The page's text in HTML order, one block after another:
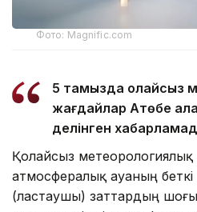
Фото: Magnific.com
5 тамызда қолайсыз
жағдайлар Ақтөбе
делінген
Қолайсыз
атмосфералық ауаның
(ластаушы) заттардың